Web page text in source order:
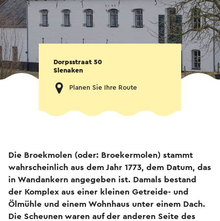
Dorpsstraat 50
Slenaken
Planen Sie Ihre Route
Die Broekmolen (oder: Broekermolen) stammt
wahrscheinlich aus dem Jahr 1773, dem Datum, das
in Wandankern angegeben ist. Damals bestand
der Komplex aus einer kleinen Getreide- und
Ölmühle und einem Wohnhaus unter einem Dach.
Die Scheunen waren auf der anderen Seite des